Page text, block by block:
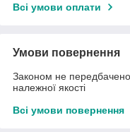
Всі умови оплати
Умови повернення
Законом не
належної якості
Всі умови повернення